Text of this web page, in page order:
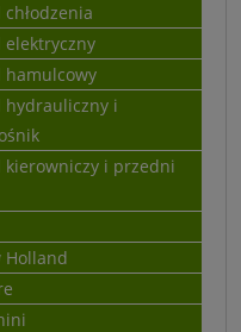
chłodzenia
elektryczny
hamulcowy
hydrauliczny i
kierowniczy i przedni
Holland